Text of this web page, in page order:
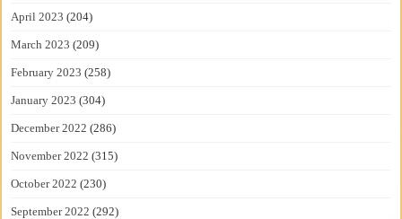
April 2023 (204)
March 2023 (209)
February 2023 (258)
January 2023 (304)
December 2022 (286)
November 2022 (315)
October 2022 (230)
September 2022 (292)